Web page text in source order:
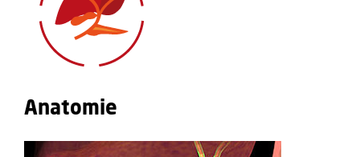
Anatomie